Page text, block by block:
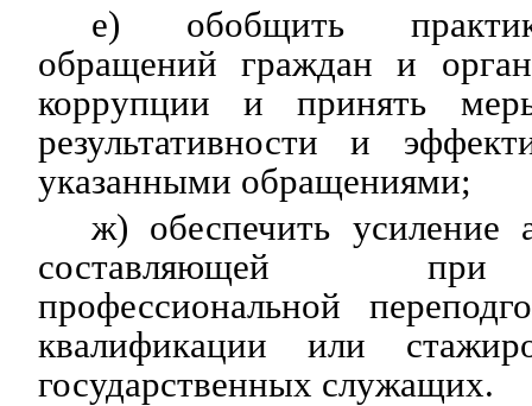
е) обобщить
обращений граждан и
коррупции и принять
результативности и
указанными обращениями;
ж) обеспечить усиление
составляющей при
профессиональной
квалификации или
государственных служащих.